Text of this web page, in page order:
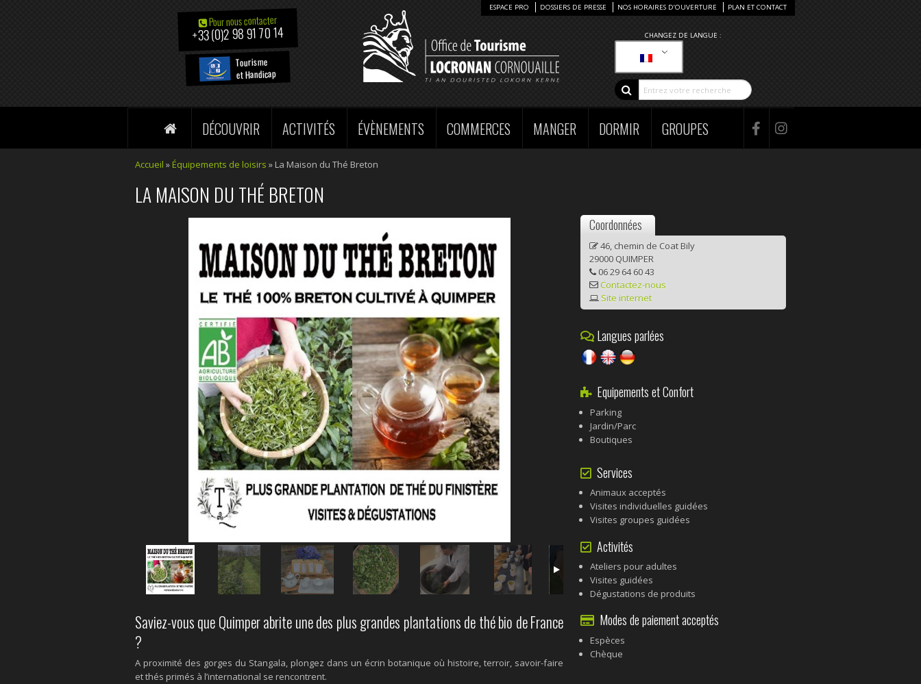
Pour nous contacter
+33 (0)2 98 91 70 14
Tourisme
et Handicap
CHANGEZ DE LANGUE :
ESPACE PRO DOSSIERS DE PRESSE NOS HORAIRES D’OUVERTURE PLAN ET CONTACT
DÉCOUVRIR ACTIVITÉS ÉVÈNEMENTS COMMERCES MANGER DORMIR GROUPES
Accueil » Équipements de loisirs » La Maison du Thé Breton
LA MAISON DU THÉ BRETON
Saviez-vous que Quimper abrite une des plus grandes plantations de thé bio de France
?
A proximité des gorges du Stangala, plongez dans un écrin botanique où histoire, terroir, savoir-faire
et thés primés à l’international se rencontrent.
Coordonnées
46, chemin de Coat Bily
29000 QUIMPER
06 29 64 60 43
Contactez-nous
Site internet
Langues parlées
Equipements et Confort
Parking
Jardin/Parc
Boutiques
Services
Animaux acceptés
Visites individuelles guidées
Visites groupes guidées
Activités
Ateliers pour adultes
Visites guidées
Dégustations de produits
Modes de paiement acceptés
Espèces
Chèque